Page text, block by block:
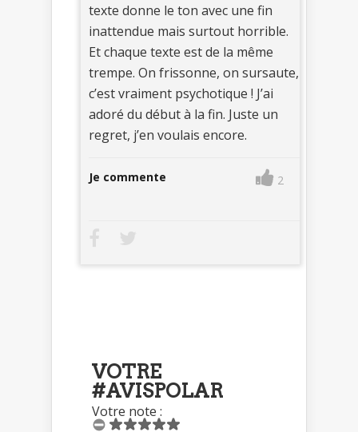
texte donne le ton avec une fin
inattendue mais surtout horrible.
Et chaque texte est de la même
trempe. On frissonne, on sursaute,
c’est vraiment psychotique ! J’ai
adoré du début à la fin. Juste un
regret, j’en voulais encore.
Je commente 2
VOTRE
#AVISPOLAR
Votre note :